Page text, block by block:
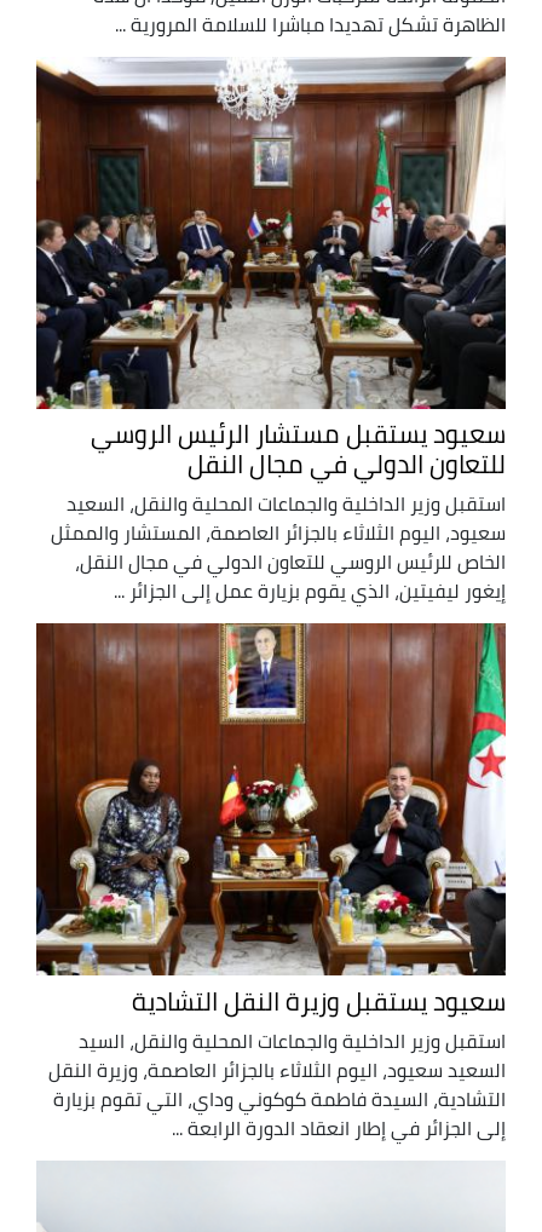
الظاهرة تشكل تهديدا مباشرا للسلامة المرورية ...
سعيود يستقبل مستشار الرئيس الروسي
للتعاون الدولي في مجال النقل
استقبل وزير الداخلية والجماعات المحلية والنقل، السعيد
سعيود، اليوم الثلاثاء بالجزائر العاصمة، المستشار والممثل
الخاص للرئيس الروسي للتعاون الدولي في مجال النقل،
إيغور ليفيتين، الذي يقوم بزيارة عمل إلى الجزائر ...
سعيود يستقبل وزيرة النقل التشادية
استقبل وزير الداخلية والجماعات المحلية والنقل، السيد
السعيد سعيود، اليوم الثلاثاء بالجزائر العاصمة، وزيرة النقل
التشادية، السيدة فاطمة كوكوني وداي، التي تقوم بزيارة
إلى الجزائر في إطار انعقاد الدورة الرابعة ...